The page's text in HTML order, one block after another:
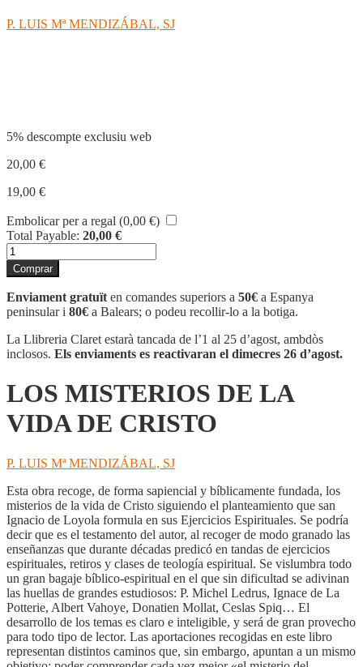
P. LUIS Mª MENDIZÁBAL, SJ
5% descompte exclusiu web
20,00 €
19,00 €
Embolicar per a regal (0,00 €)
Total Payable: 20,00 €
quantitat
de
LOS
MISTERIOS
DE
LA
VIDA
DE
Comprar
Enviament gratuït en comandes superiors a 50€ a Espanya
peninsular i 80€ a Balears; o podeu recollir-lo a la botiga.
La Llibreria Claret estarà tancada de l’1 al 25 d’agost, ambdòs
inclosos. Els enviaments es reactivaran el dimecres 26 d’agost.
LOS MISTERIOS DE LA
VIDA DE CRISTO
P. LUIS Mª MENDIZÁBAL, SJ
Esta obra recoge, de forma sapiencial y bíblicamente fundada, los
misterios de la vida de Cristo siguiendo el planteamiento que san
Ignacio de Loyola formula en sus Ejercicios Espirituales. Se podría
decir que es el testamento del autor, al recoger de modo granado las
enseñanzas que durante décadas predicó en tandas de ejercicios
espirituales, retiros y clases de teología espiritual. Se vislumbra todo
un gran bagaje bíblico-espiritual en el que sin dificultad se adivinan
las huellas de grandes estudiosos: P. Michel Ledrus, Ignace de La
Potterie, Albert Vahoye, Donatien Mollat, Ceslas Spiq… El
desarrollo de los temas es claro e inteligible, y será de gran provecho
para todo tipo de lector. Las aportaciones recogidas en este libro
representan distintos caminos que, sin embargo, apuntan a un mismo